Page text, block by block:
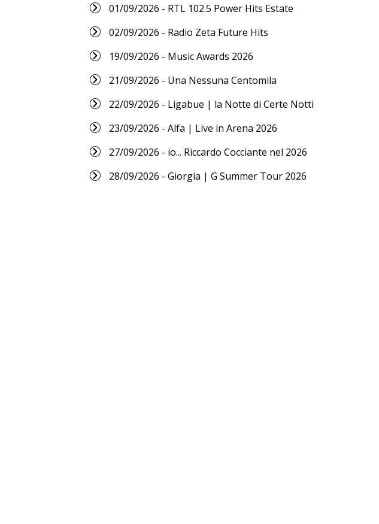
01/09/2026 - RTL 102.5 Power Hits Estate
02/09/2026 - Radio Zeta Future Hits
19/09/2026 - Music Awards 2026
21/09/2026 - Una Nessuna Centomila
22/09/2026 - Ligabue | la Notte di Certe Notti
23/09/2026 - Alfa | Live in Arena 2026
27/09/2026 - io... Riccardo Cocciante nel 2026
28/09/2026 - Giorgia | G Summer Tour 2026